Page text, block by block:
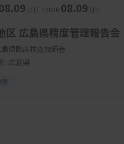
（日） -2026. 08.09（日）
区 広島県精度管理報告会
島県臨床検査技師会
: 広島県
営